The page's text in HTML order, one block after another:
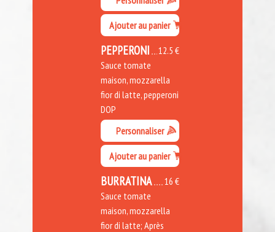
Ajouter au panier
12.5 €
PEPPERONI
Sauce tomate
maison, mozzarella
fior di latte, pepperoni
DOP
Personnaliser
Ajouter au panier
16 €
BURRATINA
Sauce tomate
maison, mozzarella
fior di latte; Après